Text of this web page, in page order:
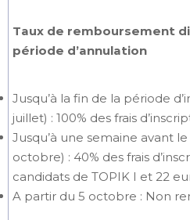
Taux de remboursement
période d’annulation
Jusqu’à la fin de la période
juillet) : 100% des frais
Jusqu’à une semaine avant
octobre) : 40% des frais
candidats de TOPIK I et 22
A partir du 5 octobre : Non